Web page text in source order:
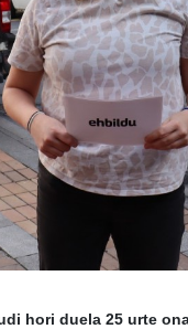
hori duela 25 urte